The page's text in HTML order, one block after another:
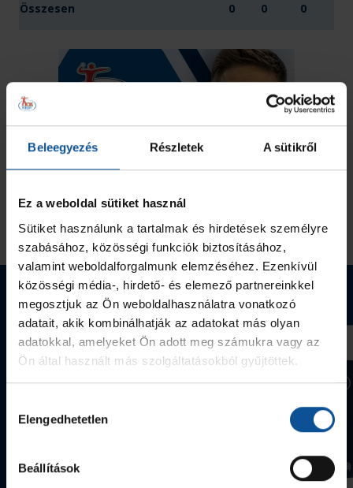
Beleegyezés Részletek A sütikről
Ez a weboldal sütiket használ
Sütiket használunk a tartalmak és hirdetések személyre
szabásához, közösségi funkciók biztosításához,
valamint weboldalforgalmunk elemzéséhez. Ezenkívül
közösségi média-, hirdető- és elemező partnereinkkel
megosztjuk az Ön weboldalhasználatra vonatkozó
adatait, akik kombinálhatják az adatokat más olyan
adatokkal, amelyeket Ön adott meg számukra vagy az
Ön által használt más szolgáltatásokból gyűjtöttek.
kiválasztása
Elengedhetetlen
Beállítások
Összesen 0 0 0
Webshop termékek